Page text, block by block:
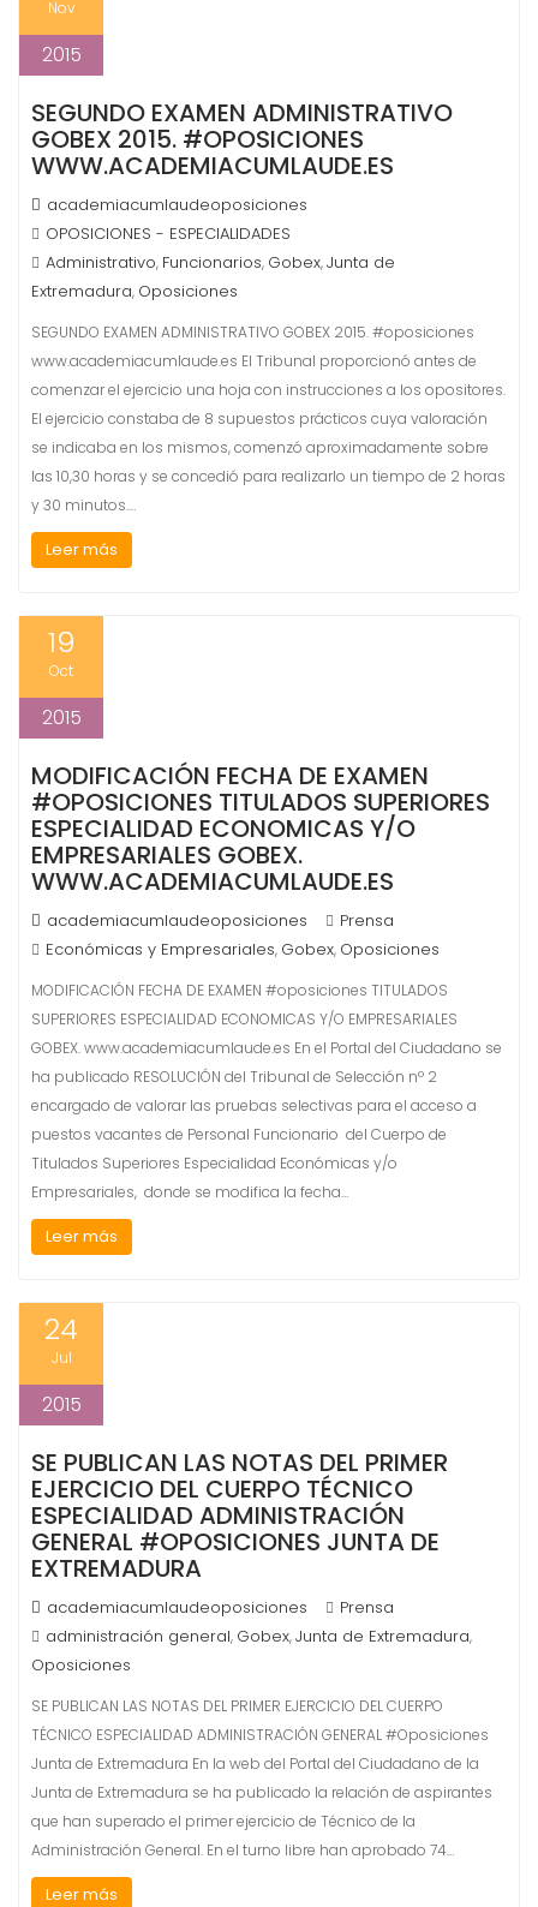
Nov
2015
SEGUNDO EXAMEN ADMINISTRATIVO
GOBEX 2015. #OPOSICIONES
WWW.ACADEMIACUMLAUDE.ES
academiacumlaudeoposiciones
OPOSICIONES - ESPECIALIDADES
Administrativo, Funcionarios, Gobex,Junta de
Extremadura, Oposiciones
SEGUNDO EXAMEN ADMINISTRATIVO GOBEX 2015. #oposiciones
www.academiacumlaude.es El Tribunal proporcionó antes de
comenzar el ejercicio una hoja con instrucciones a los opositores.
El ejercicio constaba de 8 supuestos prácticos cuya valoración
se indicaba en los mismos, comenzó aproximadamente sobre
las 10,30 horas y se concedió para realizarlo un tiempo de 2 horas
y 30 minutos.…
Leer más
19
Oct
2015
MODIFICACIÓN FECHA DE EXAMEN
#OPOSICIONES TITULADOS SUPERIORES
ESPECIALIDAD ECONOMICAS Y/O
EMPRESARIALES GOBEX.
WWW.ACADEMIACUMLAUDE.ES
academiacumlaudeoposiciones
Prensa
Económicas y Empresariales, Gobex, Oposiciones
MODIFICACIÓN FECHA DE EXAMEN #oposiciones TITULADOS
SUPERIORES ESPECIALIDAD ECONOMICAS Y/O EMPRESARIALES
GOBEX. www.academiacumlaude.es En el Portal del Ciudadano se
ha publicado RESOLUCIÓN del Tribunal de Selección nº 2
encargado de valorar las pruebas selectivas para el acceso a
puestos vacantes de Personal Funcionario del Cuerpo de
Titulados Superiores Especialidad Económicas y/o
Empresariales, donde se modifica la fecha…
Leer más
24
Jul
2015
SE PUBLICAN LAS NOTAS DEL PRIMER
EJERCICIO DEL CUERPO TÉCNICO
ESPECIALIDAD ADMINISTRACIÓN
GENERAL #OPOSICIONES JUNTA DE
EXTREMADURA
academiacumlaudeoposiciones
Prensa
administración general, Gobex,Junta de Extremadura,
Oposiciones
SE PUBLICAN LAS NOTAS DEL PRIMER EJERCICIO DEL CUERPO
TÉCNICO ESPECIALIDAD ADMINISTRACIÓN GENERAL #Oposiciones
Junta de Extremadura En la web del Portal del Ciudadano de la
Junta de Extremadura se ha publicado la relación de aspirantes
que han superado el primer ejercicio de Técnico de la
Administración General. En el turno libre han aprobado 74…
Leer más